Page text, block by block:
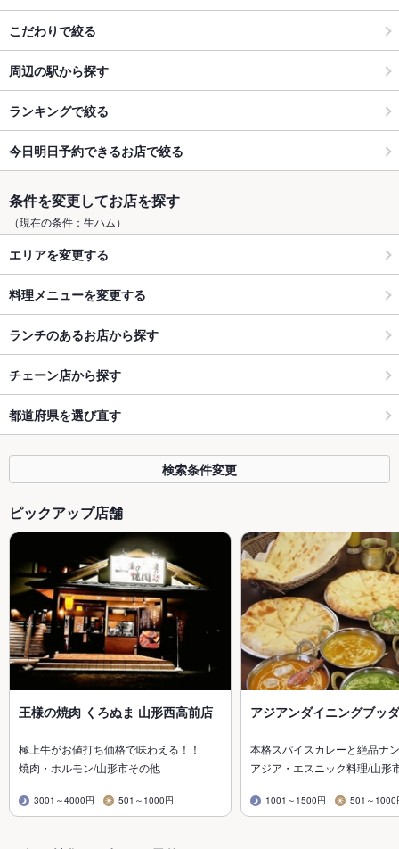
こだわりで絞る
周辺の駅から探す
ランキングで絞る
今日明日予約できるお店で絞る
条件を変更してお店を探す
（現在の条件：生ハム）
エリアを変更する
料理メニューを変更する
ランチのあるお店から探す
チェーン店から探す
都道府県を選び直す
検索条件変更
ピックアップ店舗
王様の焼肉 くろぬま 山形西高前店
極上牛がお値打ち価格で味わえる！！
焼肉・ホルモン/山形市その他
3001～4000円 501～1000円
アジアンダイニングブッダ
本格スパイスカレーと絶品ナ
アジア・エスニック料理/山形
1001～1500円 501～1000